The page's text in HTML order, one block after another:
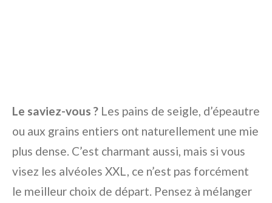
Le saviez-vous ? Les pains de seigle, d’épeautre
ou aux grains entiers ont naturellement une mie
plus dense. C’est charmant aussi, mais si vous
visez les alvéoles XXL, ce n’est pas forcément
le meilleur choix de départ. Pensez à mélanger